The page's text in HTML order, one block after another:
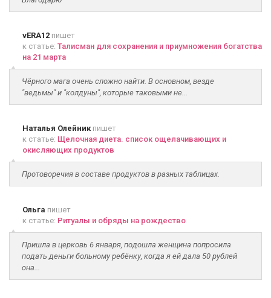
vERA12 пишет
к статье: Талисман для сохранения и приумножения богатства
на 21 марта
Чёрного мага очень сложно найти. В основном, везде
"ведьмы" и "колдуны", которые таковыми не...
Наталья Олейникпишет
к статье: Щелочная диета. список ощелачивающих и
окисляющих продуктов
Протоворечия в составе продуктов в разных таблицах.
Ольга пишет
к статье: Ритуалы и обряды на рождество
Пришла в церковь 6 января, подошла женщина попросила
подать деньги больному ребёнку, когда я ей дала 50 рублей
она...